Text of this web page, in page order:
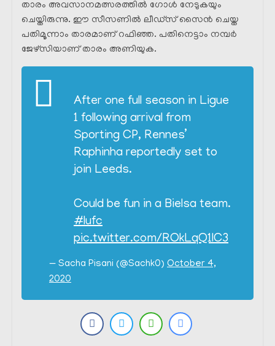
താരം അവസാനമത്സരത്തിൽ ഗോൾ നേടുകയും
ചെയ്തിരുന്നു. ഈ സീസണിൽ ലീഡ്‌സ് സൈൻ ചെയ്ത
പതിമൂന്നാം താരമാണ് റഫിഞ്ഞ. പതിനെട്ടാം നമ്പർ
ജേഴ്സിയാണ് താരം അണിയുക.
After one full season in Ligue
1 following arrival from
Sporting CP, Rennes’
Raphinha reportedly set to
join Leeds.
Could be fun in a Bielsa team.
#lufc
pic.twitter.com/ROkLqQ1IC3
— Sacha Pisani (@Sachk0) October 4,
2020